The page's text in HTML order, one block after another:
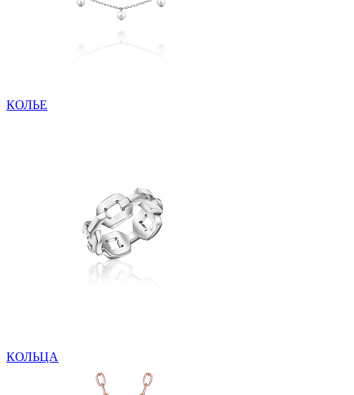
КОЛЬЕ
КОЛЬЦА